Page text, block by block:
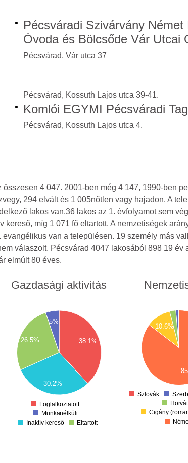
Pécsváradi Szivárvány Német
Óvoda és Bölcsőde Vár Utcai
Pécsvárad, Vár utca 37
Pécsvárad, Kossuth Lajos utca 39-41.
Komlói EGYMI Pécsváradi
Pécsvárad, Kossuth Lajos utca 4.
4 047. 2001-ben még 4 147, 1990-ben
294 elvált és 1 005nőtlen vagy hajadon. A
lakos van.36 lakos az 1. évfolyamot sem
míg 1 071 fő eltartott. A nemzetiségek
van a településen. 19 személy más
válaszolt. Pécsvárad 4047 lakosából 898 19 év
elmúlt 80 éves.
Gazdasági aktivitás
38.1%
5%
30.2%
26.5%
Foglalkoztatott
Munkanélküli
Inaktív kereső
Eltartott
10.6%
Szlovák Szerb
Horvát
Cigány